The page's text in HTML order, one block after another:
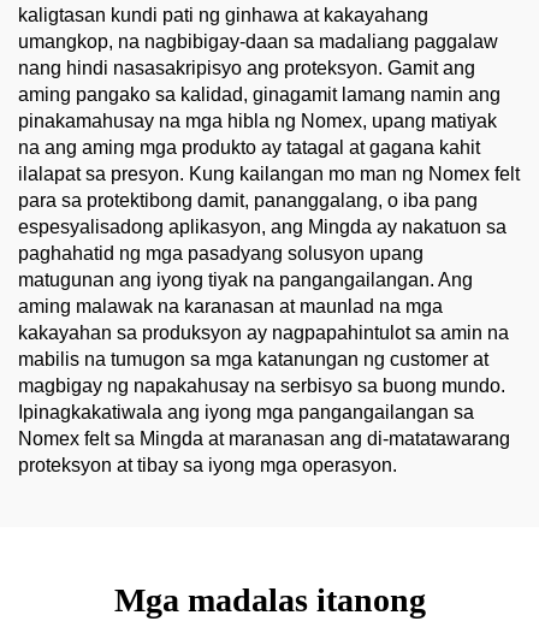
kaligtasan kundi pati ng ginhawa at kakayahang
umangkop, na nagbibigay-daan sa madaliang paggalaw
nang hindi nasasakripisyo ang proteksyon. Gamit ang
aming pangako sa kalidad, ginagamit lamang namin ang
pinakamahusay na mga hibla ng Nomex, upang matiyak
na ang aming mga produkto ay tatagal at gagana kahit
ilalapat sa presyon. Kung kailangan mo man ng Nomex felt
para sa protektibong damit, pananggalang, o iba pang
espesyalisadong aplikasyon, ang Mingda ay nakatuon sa
paghahatid ng mga pasadyang solusyon upang
matugunan ang iyong tiyak na pangangailangan. Ang
aming malawak na karanasan at maunlad na mga
kakayahan sa produksyon ay nagpapahintulot sa amin na
mabilis na tumugon sa mga katanungan ng customer at
magbigay ng napakahusay na serbisyo sa buong mundo.
Ipinagkakatiwala ang iyong mga pangangailangan sa
Nomex felt sa Mingda at maranasan ang di-matatawarang
proteksyon at tibay sa iyong mga operasyon.
Mga madalas itanong